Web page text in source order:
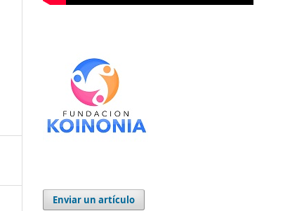
Enviar un artículo